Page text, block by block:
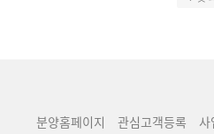
분양홈페이지 관심고객등록 사